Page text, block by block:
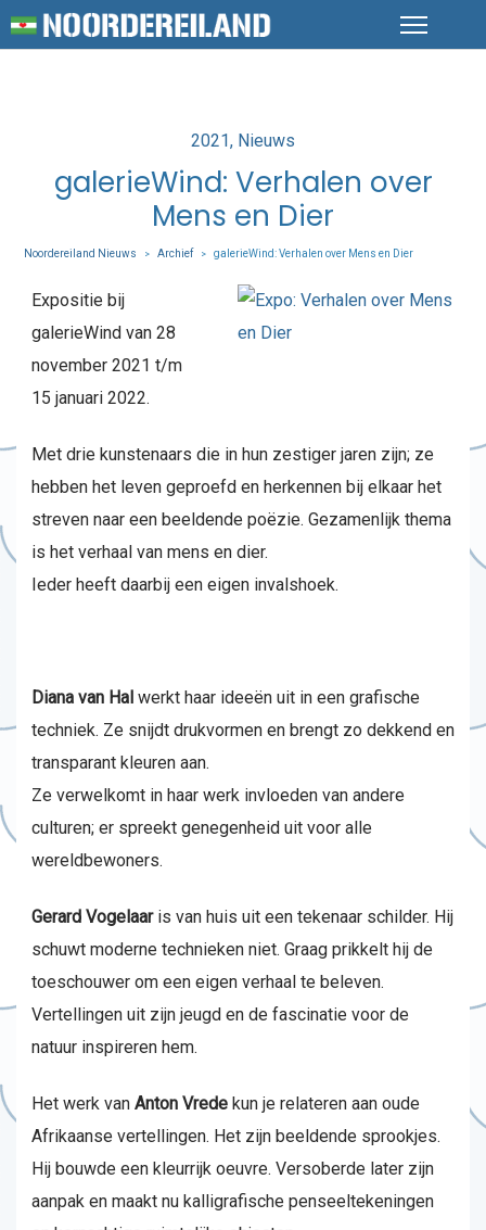
Posted
2021 Nieuws
galerieWind: Verhalen over
Mens en Dier
Noordereiland Nieuws > Archief > galerieWind: Verhalen over Mens en Dier
Expositie bij
galerieWind van 28
november 2021 t/m
15 januari 2022.
Met drie kunstenaars die in hun zestiger jaren zijn; ze
hebben het leven geproefd en herkennen bij elkaar het
streven naar een beeldende poëzie. Gezamenlijk thema
is het verhaal van mens en dier.
Ieder heeft daarbij een eigen invalshoek.
Diana van Hal werkt haar ideeën uit in een grafische
techniek. Ze snijdt drukvormen en brengt zo dekkend en
transparant kleuren aan.
Ze verwelkomt in haar werk invloeden van andere
culturen; er spreekt genegenheid uit voor alle
wereldbewoners.
Gerard Vogelaaris van huis uit een tekenaar schilder. Hij
schuwt moderne technieken niet. Graag prikkelt hij de
toeschouwer om een eigen verhaal te beleven.
Vertellingen uit zijn jeugd en de fascinatie voor de
natuur inspireren hem.
Het werk van Anton Vrede kun je relateren aan oude
Afrikaanse vertellingen. Het zijn beeldende sprookjes.
Hij bouwde een kleurrijk oeuvre. Versoberde later zijn
aanpak en maakt nu kalligrafische penseeltekeningen